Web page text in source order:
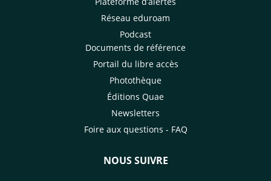
Réseau eduroam
Podcast
Documents de référence
Portail du libre accès
Photothèque
Éditions Quae
Newsletters
Foire aux questions - FAQ
NOUS SUIVRE